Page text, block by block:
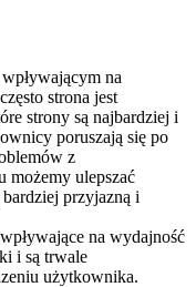
na
strona jest
strony są najbardziej i
poruszają się po
z
możemy ulepszać
przyjazną i
na wydajność
i są trwale
użytkownika.